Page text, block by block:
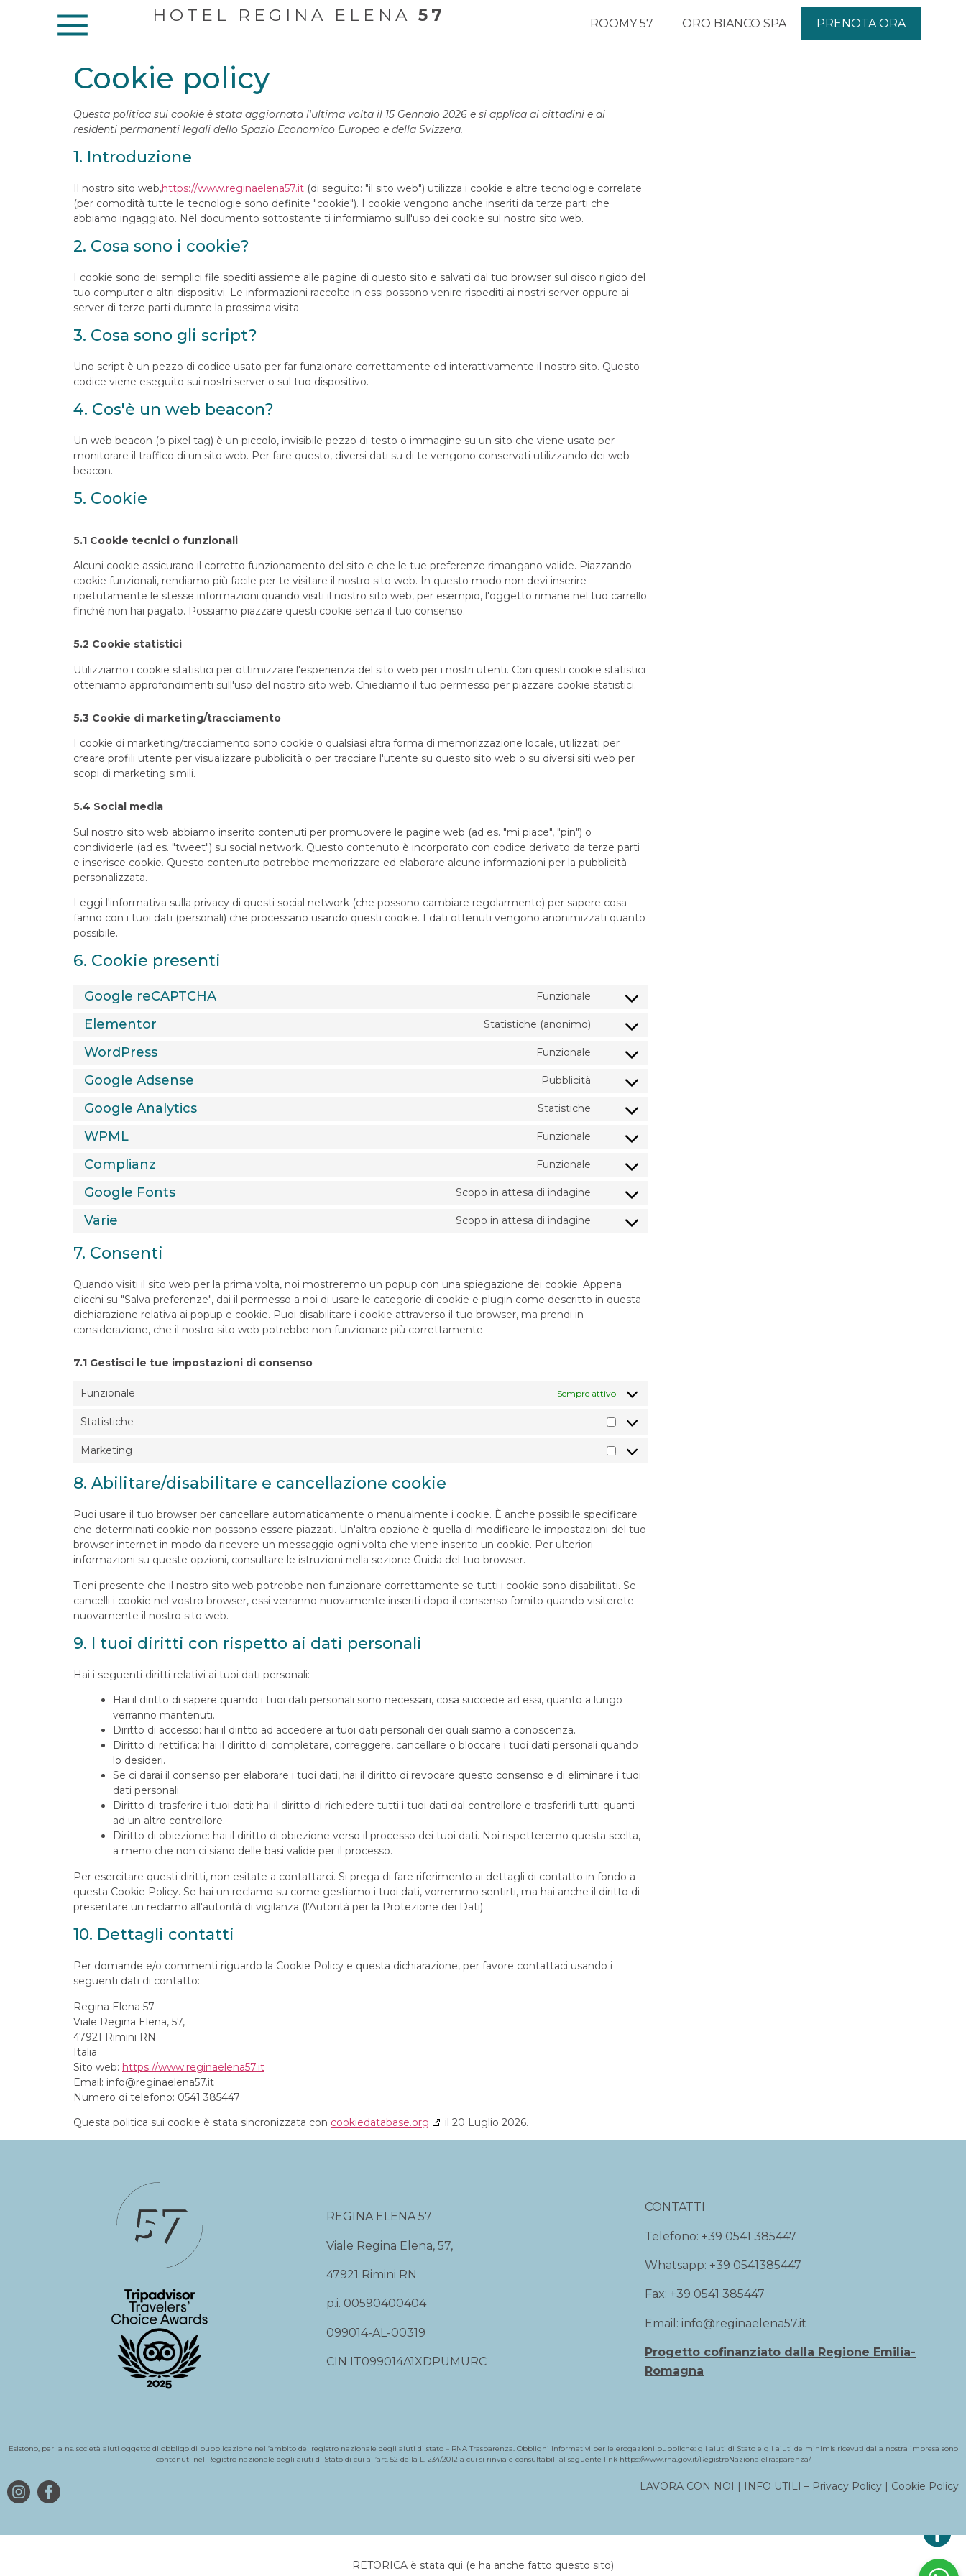
HOTEL REGINA ELENA 57 ROOMY 57 ORO BIANCO SPA PRENOTA ORA
Cookie policy
Questa politica sui cookie è stata aggiornata l'ultima volta il 15 Gennaio 2026 e si applica ai cittadini e ai
residenti permanenti legali dello Spazio Economico Europeo e della Svizzera.
1. Introduzione
Il nostro sito web,https://www.reginaelena57.it (di seguito: "il sito web") utilizza i cookie e altre tecnologie correlate
(per comodità tutte le tecnologie sono definite "cookie"). I cookie vengono anche inseriti da terze parti che
abbiamo ingaggiato. Nel documento sottostante ti informiamo sull'uso dei cookie sul nostro sito web.
2. Cosa sono i cookie?
I cookie sono dei semplici file spediti assieme alle pagine di questo sito e salvati dal tuo browser sul disco rigido del
tuo computer o altri dispositivi. Le informazioni raccolte in essi possono venire rispediti ai nostri server oppure ai
server di terze parti durante la prossima visita.
3. Cosa sono gli script?
Uno script è un pezzo di codice usato per far funzionare correttamente ed interattivamente il nostro sito. Questo
codice viene eseguito sui nostri server o sul tuo dispositivo.
4. Cos'è un web beacon?
Un web beacon (o pixel tag) è un piccolo, invisibile pezzo di testo o immagine su un sito che viene usato per
monitorare il traffico di un sito web. Per fare questo, diversi dati su di te vengono conservati utilizzando dei web
beacon.
5. Cookie
5.1 Cookie tecnici o funzionali
Alcuni cookie assicurano il corretto funzionamento del sito e che le tue preferenze rimangano valide. Piazzando
cookie funzionali, rendiamo più facile per te visitare il nostro sito web. In questo modo non devi inserire
ripetutamente le stesse informazioni quando visiti il nostro sito web, per esempio, l'oggetto rimane nel tuo carrello
finché non hai pagato. Possiamo piazzare questi cookie senza il tuo consenso.
5.2 Cookie statistici
Utilizziamo i cookie statistici per ottimizzare l'esperienza del sito web per i nostri utenti. Con questi cookie statistici
otteniamo approfondimenti sull'uso del nostro sito web. Chiediamo il tuo permesso per piazzare cookie statistici.
5.3 Cookie di marketing/tracciamento
I cookie di marketing/tracciamento sono cookie o qualsiasi altra forma di memorizzazione locale, utilizzati per
creare profili utente per visualizzare pubblicità o per tracciare l'utente su questo sito web o su diversi siti web per
scopi di marketing simili.
5.4 Social media
Sul nostro sito web abbiamo inserito contenuti per promuovere le pagine web (ad es. "mi piace", "pin") o
condividerle (ad es. "tweet") su social network. Questo contenuto è incorporato con codice derivato da terze parti
e inserisce cookie. Questo contenuto potrebbe memorizzare ed elaborare alcune informazioni per la pubblicità
personalizzata.
Leggi l'informativa sulla privacy di questi social network (che possono cambiare regolarmente) per sapere cosa
fanno con i tuoi dati (personali) che processano usando questi cookie. I dati ottenuti vengono anonimizzati quanto
possibile.
6. Cookie presenti
Google reCAPTCHA Funzionale
Elementor Statistiche (anonimo)
WordPress Funzionale
Google Adsense Pubblicità
Google Analytics Statistiche
WPML Funzionale
Complianz Funzionale
Google Fonts Scopo in attesa di indagine
Varie Scopo in attesa di indagine
7. Consenti
Quando visiti il sito web per la prima volta, noi mostreremo un popup con una spiegazione dei cookie. Appena
clicchi su "Salva preferenze", dai il permesso a noi di usare le categorie di cookie e plugin come descritto in questa
dichiarazione relativa ai popup e cookie. Puoi disabilitare i cookie attraverso il tuo browser, ma prendi in
considerazione, che il nostro sito web potrebbe non funzionare più correttamente.
7.1 Gestisci le tue impostazioni di consenso
Funzionale Sempre attivo
Statistiche
Marketing
8. Abilitare/disabilitare e cancellazione cookie
Puoi usare il tuo browser per cancellare automaticamente o manualmente i cookie. È anche possibile specificare
che determinati cookie non possono essere piazzati. Un'altra opzione è quella di modificare le impostazioni del tuo
browser internet in modo da ricevere un messaggio ogni volta che viene inserito un cookie. Per ulteriori
informazioni su queste opzioni, consultare le istruzioni nella sezione Guida del tuo browser.
Tieni presente che il nostro sito web potrebbe non funzionare correttamente se tutti i cookie sono disabilitati. Se
cancelli i cookie nel vostro browser, essi verranno nuovamente inseriti dopo il consenso fornito quando visiterete
nuovamente il nostro sito web.
9. I tuoi diritti con rispetto ai dati personali
Hai i seguenti diritti relativi ai tuoi dati personali:
Hai il diritto di sapere quando i tuoi dati personali sono necessari, cosa succede ad essi, quanto a lungo
verranno mantenuti.
Diritto di accesso: hai il diritto ad accedere ai tuoi dati personali dei quali siamo a conoscenza.
Diritto di rettifica: hai il diritto di completare, correggere, cancellare o bloccare i tuoi dati personali quando
lo desideri.
Se ci darai il consenso per elaborare i tuoi dati, hai il diritto di revocare questo consenso e di eliminare i tuoi
dati personali.
Diritto di trasferire i tuoi dati: hai il diritto di richiedere tutti i tuoi dati dal controllore e trasferirli tutti quanti
ad un altro controllore.
Diritto di obiezione: hai il diritto di obiezione verso il processo dei tuoi dati. Noi rispetteremo questa scelta,
a meno che non ci siano delle basi valide per il processo.
Per esercitare questi diritti, non esitate a contattarci. Si prega di fare riferimento ai dettagli di contatto in fondo a
questa Cookie Policy. Se hai un reclamo su come gestiamo i tuoi dati, vorremmo sentirti, ma hai anche il diritto di
presentare un reclamo all'autorità di vigilanza (l'Autorità per la Protezione dei Dati).
10. Dettagli contatti
Per domande e/o commenti riguardo la Cookie Policy e questa dichiarazione, per favore contattaci usando i
seguenti dati di contatto:
Regina Elena 57
Viale Regina Elena, 57,
47921 Rimini RN
Italia
Sito web: https://www.reginaelena57.it
Email: info@reginaelena57.it
Numero di telefono: 0541 385447
Questa politica sui cookie è stata sincronizzata con cookiedatabase.org il 20 Luglio 2026.
REGINA ELENA 57
Viale Regina Elena, 57,
47921 Rimini RN
p.i. 00590400404
099014-AL-00319
CIN IT099014A1XDPUMURC
CONTATTI
Telefono: +39 0541 385447
Whatsapp: +39 0541385447
Fax: +39 0541 385447
Email:info@reginaelena57.it
Progetto cofinanziato dalla Regione Emilia-
Romagna
Esistono, per la ns. società aiuti oggetto di obbligo di pubblicazione nell’ambito del registro nazionale degli aiuti di stato – RNA Trasparenza. Obblighi informativi per le erogazioni pubbliche: gli aiuti di Stato e gli aiuti de minimis ricevuti dalla nostra impresa sono
contenuti nel Registro nazionale degli aiuti di Stato di cui all’art. 52 della L. 234/2012 a cui si rinvia e consultabili al seguente link https://www.rna.gov.it/RegistroNazionaleTrasparenza/
LAVORA CON NOI | INFO UTILI – Privacy Policy| Cookie Policy
RETORICA è stata qui (e ha anche fatto questo sito)